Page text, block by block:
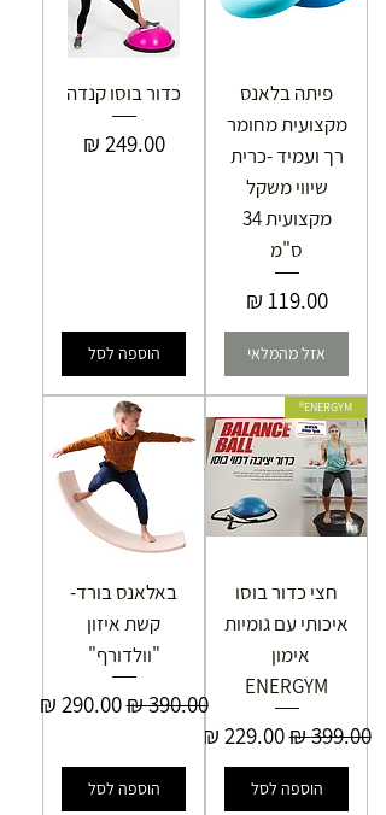
פיתה בלאנס
מקצועית מחומר
רך ועמיד -כרית
שיווי משקל
מקצועית 34
ס"מ
מחיר‏119.00 ‏₪
אזל מהמלאי
כדור בוסו קנדה
מחיר‏249.00 ‏₪
הוספה לסל
ENERGYM®
חצי כדור בוסו
איכותי עם גומיות
אימון
ENERGYM
מחיר רגיל‏399.00 ‏₪ מחיר מבצע‏229.00 ‏₪
הוספה לסל
באלאנס בורד-
קשת איזון
"וולדורף"
מחיר רגיל‏390.00 ‏₪ מחיר מבצע‏290.00 ‏₪
הוספה לסל